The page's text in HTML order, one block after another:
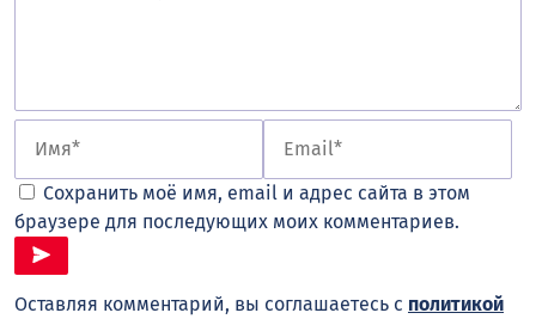
Сохранить моё имя, email и адрес сайта в этом
браузере для последующих моих комментариев.
Оставляя комментарий, вы соглашаетесь с политикой